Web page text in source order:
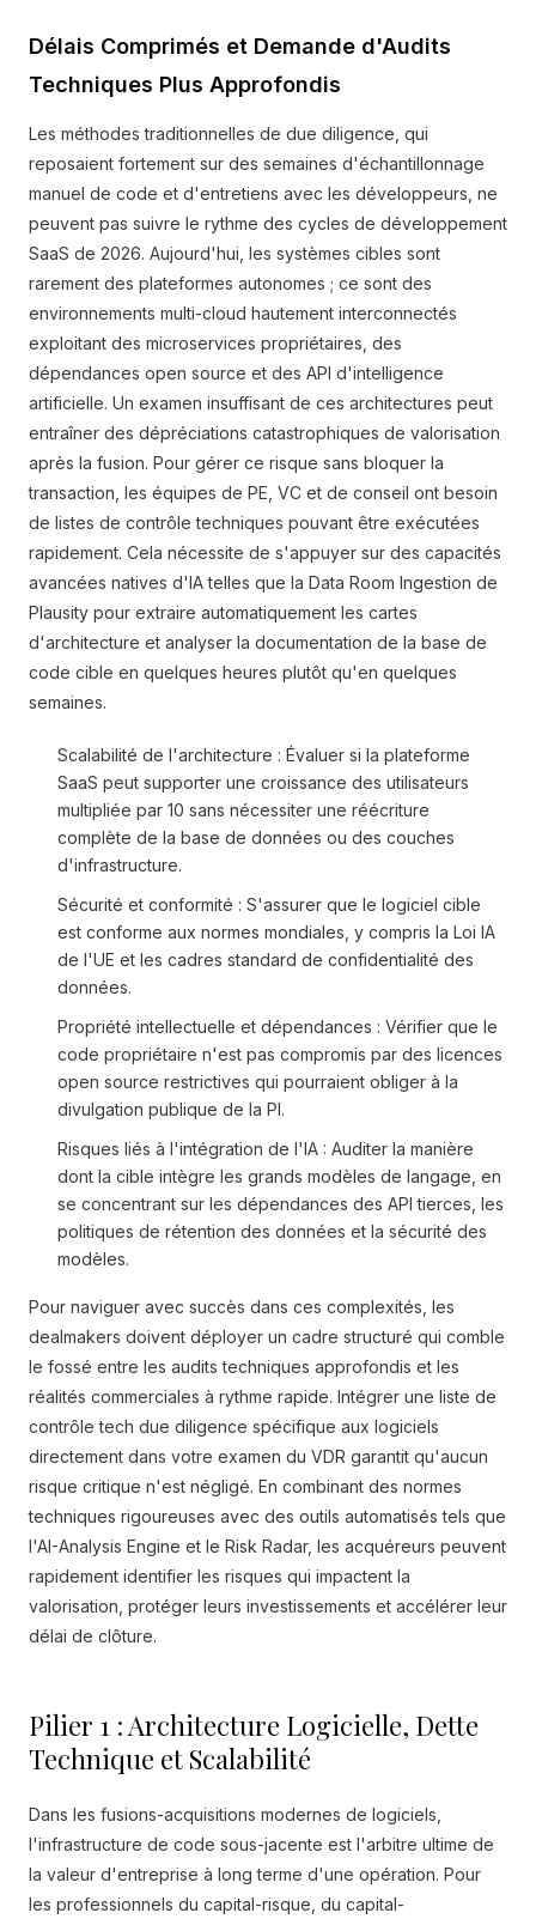
Délais Comprimés et Demande d'Audits
Techniques Plus Approfondis
Les méthodes traditionnelles de due diligence, qui
reposaient fortement sur des semaines d'échantillonnage
manuel de code et d'entretiens avec les développeurs, ne
peuvent pas suivre le rythme des cycles de développement
SaaS de 2026. Aujourd'hui, les systèmes cibles sont
rarement des plateformes autonomes ; ce sont des
environnements multi-cloud hautement interconnectés
exploitant des microservices propriétaires, des
dépendances open source et des API d'intelligence
artificielle. Un examen insuffisant de ces architectures peut
entraîner des dépréciations catastrophiques de valorisation
après la fusion. Pour gérer ce risque sans bloquer la
transaction, les équipes de PE, VC et de conseil ont besoin
de listes de contrôle techniques pouvant être exécutées
rapidement. Cela nécessite de s'appuyer sur des capacités
avancées natives d'IA telles que la Data Room Ingestion de
Plausity pour extraire automatiquement les cartes
d'architecture et analyser la documentation de la base de
code cible en quelques heures plutôt qu'en quelques
semaines.
Scalabilité de l'architecture : Évaluer si la plateforme
SaaS peut supporter une croissance des utilisateurs
multipliée par 10 sans nécessiter une réécriture
complète de la base de données ou des couches
d'infrastructure.
Sécurité et conformité : S'assurer que le logiciel cible
est conforme aux normes mondiales, y compris la Loi IA
de l'UE et les cadres standard de confidentialité des
données.
Propriété intellectuelle et dépendances : Vérifier que le
code propriétaire n'est pas compromis par des licences
open source restrictives qui pourraient obliger à la
divulgation publique de la PI.
Risques liés à l'intégration de l'IA : Auditer la manière
dont la cible intègre les grands modèles de langage, en
se concentrant sur les dépendances des API tierces, les
politiques de rétention des données et la sécurité des
modèles.
Pour naviguer avec succès dans ces complexités, les
dealmakers doivent déployer un cadre structuré qui comble
le fossé entre les audits techniques approfondis et les
réalités commerciales à rythme rapide. Intégrer une liste de
contrôle tech due diligence spécifique aux logiciels
directement dans votre examen du VDR garantit qu'aucun
risque critique n'est négligé. En combinant des normes
techniques rigoureuses avec des outils automatisés tels que
l'AI-Analysis Engine et le Risk Radar, les acquéreurs peuvent
rapidement identifier les risques qui impactent la
valorisation, protéger leurs investissements et accélérer leur
délai de clôture.
Pilier 1 : Architecture Logicielle, Dette
Technique et Scalabilité
Dans les fusions-acquisitions modernes de logiciels,
l'infrastructure de code sous-jacente est l'arbitre ultime de
la valeur d'entreprise à long terme d'une opération. Pour
les professionnels du capital-risque, du capital-